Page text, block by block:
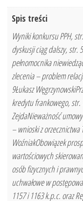
Spis treści
Wyniki konkursu PPH,
dyskusji ciąg dalszy, str.
pełnomocnika
zlecenia – problem
9Łukasz
kredytu frankowego, str.
ZejdaNieważność
– wnioski z orzecznictwa
WoźniakObowiązek
wartościowych
osób fizycznych i
uchwałowe w
1157 i 1163 k.p.c. oraz